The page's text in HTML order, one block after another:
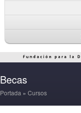
Becas
Portada » Cursos